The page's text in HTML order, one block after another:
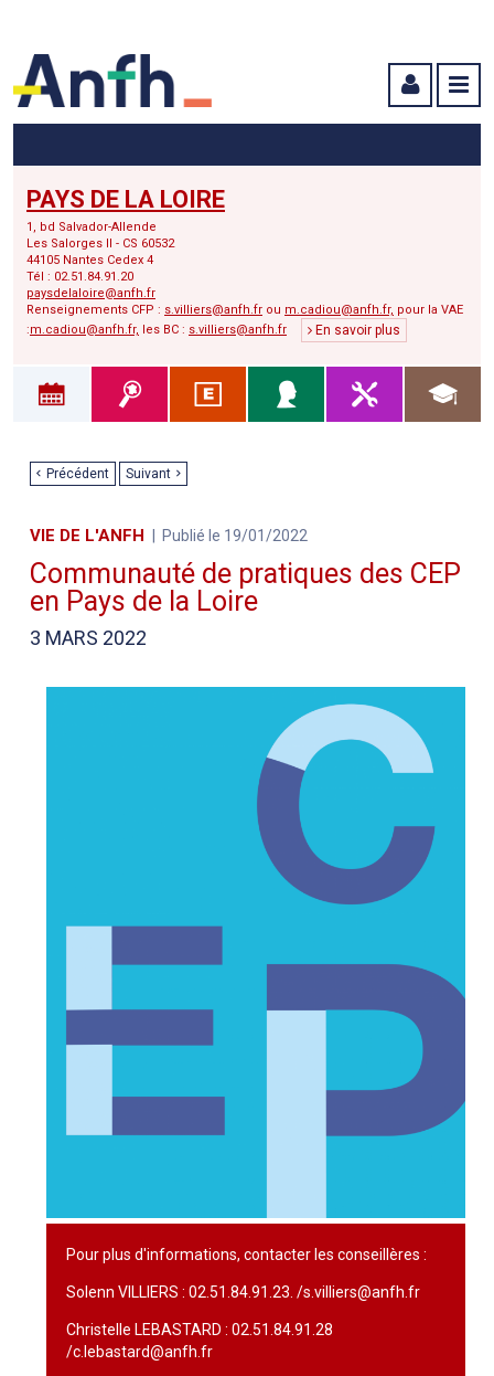
PAYS DE LA LOIRE
1, bd Salvador-Allende
Les Salorges II - CS 60532
44105 Nantes Cedex 4
Tél : 02.51.84.91.20
paysdelaloire@anfh.fr
Renseignements CFP : s.villiers@anfh.fr ou m.cadiou@anfh.fr, pour la VAE
:m.cadiou@anfh.fr, les BC : s.villiers@anfh.fr En savoir plus
Précédent Suivant
VIE DE L'ANFH Publié le 19/01/2022
Communauté de pratiques des CEP
en Pays de la Loire
3 MARS 2022
Pour plus d'informations, contacter les conseillères :
Solenn VILLIERS : 02.51.84.91.23. /s.villiers@anfh.fr
Christelle LEBASTARD : 02.51.84.91.28
/c.lebastard@anfh.fr